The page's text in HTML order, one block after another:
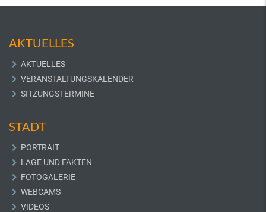
AKTUELLES
AKTUELLES
VERANSTALTUNGSKALENDER
SITZUNGSTERMINE
STADT
PORTRAIT
LAGE UND FAKTEN
FOTOGALERIE
WEBCAMS
VIDEOS